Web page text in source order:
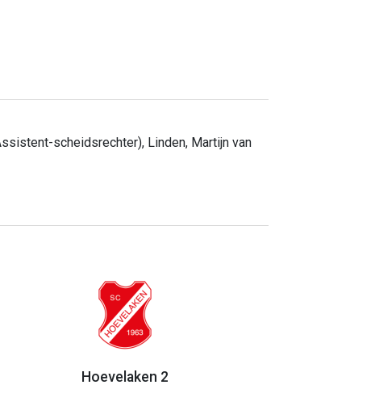
scheidsrechter), Linden, Martijn van
Hoevelaken 2